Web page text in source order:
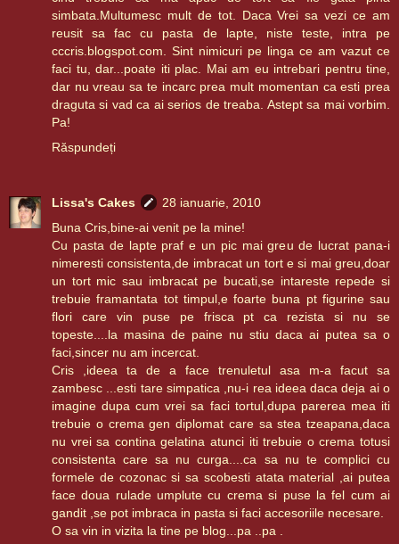
simbata.Multumesc mult de tot. Daca Vrei sa vezi ce am
reusit sa fac cu pasta de lapte, niste teste, intra pe
cccris.blogspot.com. Sint nimicuri pe linga ce am vazut ce
faci tu, dar...poate iti plac. Mai am eu intrebari pentru tine,
dar nu vreau sa te incarc prea mult momentan ca esti prea
draguta si vad ca ai serios de treaba. Astept sa mai vorbim.
Pa!
Răspundeți
Lissa's Cakes
28 ianuarie, 2010
Buna Cris,bine-ai venit pe la mine!
Cu pasta de lapte praf e un pic mai greu de lucrat pana-i
nimeresti consistenta,de imbracat un tort e si mai greu,doar
un tort mic sau imbracat pe bucati,se intareste repede si
trebuie framantata tot timpul,e foarte buna pt figurine sau
flori care vin puse pe frisca pt ca rezista si nu se
topeste....la masina de paine nu stiu daca ai putea sa o
faci,sincer nu am incercat.
Cris ,ideea ta de a face trenuletul asa m-a facut sa
zambesc ...esti tare simpatica ,nu-i rea ideea daca deja ai o
imagine dupa cum vrei sa faci tortul,dupa parerea mea iti
trebuie o crema gen diplomat care sa stea tzeapana,daca
nu vrei sa contina gelatina atunci iti trebuie o crema totusi
consistenta care sa nu curga....ca sa nu te complici cu
formele de cozonac si sa scobesti atata material ,ai putea
face doua rulade umplute cu crema si puse la fel cum ai
gandit ,se pot imbraca in pasta si faci accesoriile necesare.
O sa vin in vizita la tine pe blog...pa ..pa .